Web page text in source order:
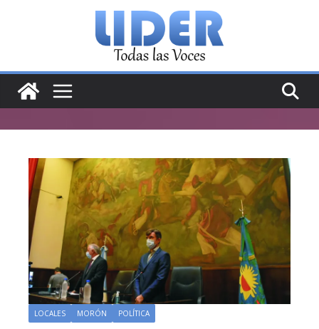
LOCALES MORÓN POLÍTICA